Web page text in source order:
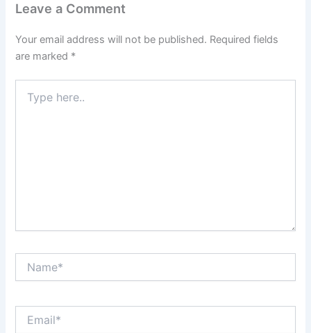
Leave a Comment
Your email address will not be published. Required fields
are marked *
here..